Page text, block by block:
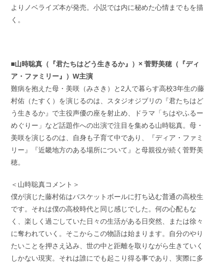
よりノベライズ本が発売。小説では内に秘めた心情までもを描
く。
■山時聡真（『君たちはどう生きるか』）× 菅野美穂（『ディ
ア・ファミリー』）W主演
難病を抱えた母・美咲（みさき）と2人で暮らす高校3年生の藤
村佑（たすく）を演じるのは、スタジオジブリの『君たちはど
う生きるか』で主役声優の座を射止め、ドラマ「ちはやふるー
めぐりー」など話題作への出演で注目を集める山時聡真。母・
美咲を演じるのは、自身も子育て中であり、『ディア・ファミ
リー』『近畿地方のある場所について』と母親役が続く菅野美
穂。
＜山時聡真コメント＞
僕が演じた藤村佑はバスケットボールに打ち込む普通の高校生
です。それは僕の高校時代と同じ感じでした。何の心配もな
く、楽しく過ごしていた日々の生活がある日突然、または徐々
に奪われていく。そこからこの物語は始まります。自分のやり
たいことを押さえ込み、世の中と距離を取りながら生きていく
しかない現実。それは誰にでも起こり得る事であり、実際に多